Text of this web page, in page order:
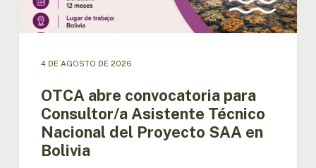
SAA
4 DE AGOSTO DE 2026
OTCA abre convocatoria para
Consultor/a Asistente Técnico
Nacional del Proyecto SAA en
Bolivia